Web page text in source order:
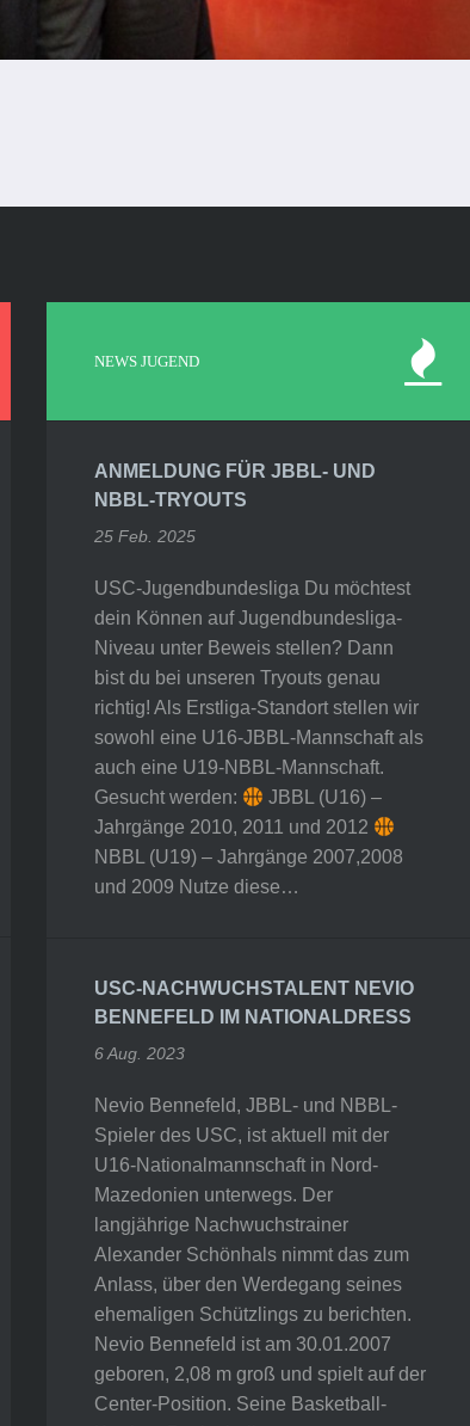
NEWS JUGEND
ANMELDUNG FÜR JBBL- UND
NBBL-TRYOUTS
25 Feb. 2025
USC-Jugendbundesliga Du möchtest
dein Können auf Jugendbundesliga-
Niveau unter Beweis stellen? Dann
bist du bei unseren Tryouts genau
richtig! Als Erstliga-Standort stellen wir
sowohl eine U16-JBBL-Mannschaft als
auch eine U19-NBBL-Mannschaft.
Gesucht werden:
JBBL (U16) –
Jahrgänge 2010, 2011 und 2012
NBBL (U19) – Jahrgänge 2007,2008
und 2009 Nutze diese…
USC-NACHWUCHSTALENT NEVIO
BENNEFELD IM NATIONALDRESS
6 Aug. 2023
Nevio Bennefeld, JBBL- und NBBL-
Spieler des USC, ist aktuell mit der
U16-Nationalmannschaft in Nord-
Mazedonien unterwegs. Der
langjährige Nachwuchstrainer
Alexander Schönhals nimmt das zum
Anlass, über den Werdegang seines
ehemaligen Schützlings zu berichten.
Nevio Bennefeld ist am 30.01.2007
geboren, 2,08 m groß und spielt auf der
Center-Position. Seine Basketball-